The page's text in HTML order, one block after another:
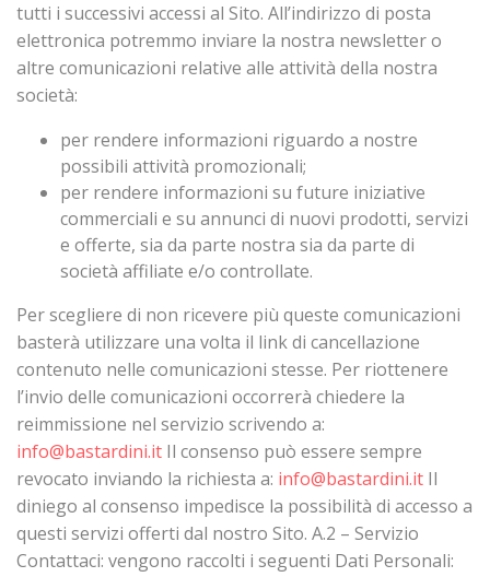
tutti i successivi accessi al Sito. All’indirizzo di posta
elettronica potremmo inviare la nostra newsletter o
altre comunicazioni relative alle attività della nostra
società:
per rendere informazioni riguardo a nostre
possibili attività promozionali;
per rendere informazioni su future iniziative
commerciali e su annunci di nuovi prodotti, servizi
e offerte, sia da parte nostra sia da parte di
società affiliate e/o controllate.
Per scegliere di non ricevere più queste comunicazioni
basterà utilizzare una volta il link di cancellazione
contenuto nelle comunicazioni stesse. Per riottenere
l’invio delle comunicazioni occorrerà chiedere la
reimmissione nel servizio scrivendo a:
info@bastardini.it Il consenso può essere sempre
revocato inviando la richiesta a: info@bastardini.it Il
diniego al consenso impedisce la possibilità di accesso a
questi servizi offerti dal nostro Sito. A.2 – Servizio
Contattaci: vengono raccolti i seguenti Dati Personali: